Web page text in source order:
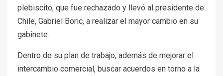
plebiscito, que fue rechazado y llevó al presidente de
Chile, Gabriel Boric, a realizar el mayor cambio en su
gabinete.
Dentro de su plan de trabajo, además de mejorar el
intercambio comercial, buscar acuerdos en torno a la